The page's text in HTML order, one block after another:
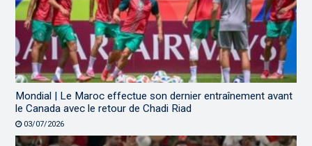
Mondial | Le Maroc effectue son dernier entraînement avant
le Canada avec le retour de Chadi Riad
03/07/2026